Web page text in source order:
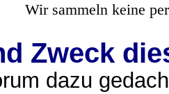
Wir sammeln keine
Zweck
dazu